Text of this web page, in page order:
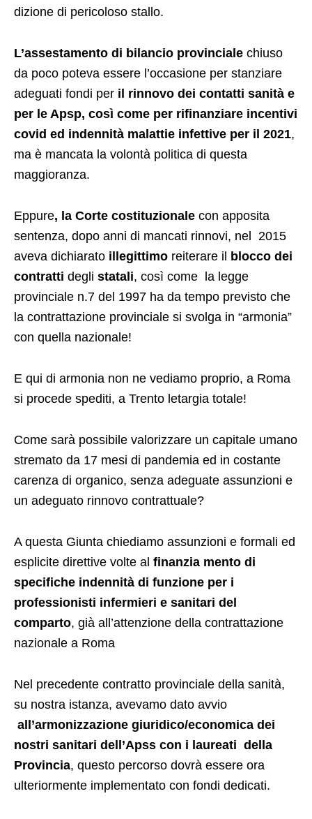
dizione di pericoloso stallo.
L’assestamento di bilancio provinciale chiuso
da poco poteva essere l’occasione per stanziare
adeguati fondi per il rinnovo dei contatti sanità e
per le Apsp, così come per rifinanziare incentivi
covid ed indennità malattie infettive per il 2021,
ma è mancata la volontà politica di questa
maggioranza.
Eppure, la Corte costituzionale con apposita
sentenza, dopo anni di mancati rinnovi, nel 2015
aveva dichiarato illegittimo reiterare il
blocco dei
contratti degli statali, così come la legge
provinciale n.7 del 1997 ha da tempo previsto che
la contrattazione provinciale si svolga in “armonia”
con quella nazionale!
E qui di armonia non ne vediamo proprio, a Roma
si procede spediti, a Trento letargia totale!
Come sarà possibile valorizzare un capitale umano
stremato da 17 mesi di pandemia ed in costante
carenza di organico, senza adeguate assunzioni e
un adeguato rinnovo contrattuale?
A questa Giunta chiediamo assunzioni e formali ed
esplicite direttive volte al finanzia mento di
specifiche indennità di funzione per i
professionisti infermieri e sanitari del
comparto, già all’attenzione della contrattazione
nazionale a Roma
Nel precedente contratto provinciale della sanità,
su nostra istanza, avevamo dato avvio
all’armonizzazione giuridico/economica dei
nostri sanitari dell’Apss con i laureati della
Provincia, questo percorso dovrà essere ora
ulteriormente implementato con fondi dedicati.